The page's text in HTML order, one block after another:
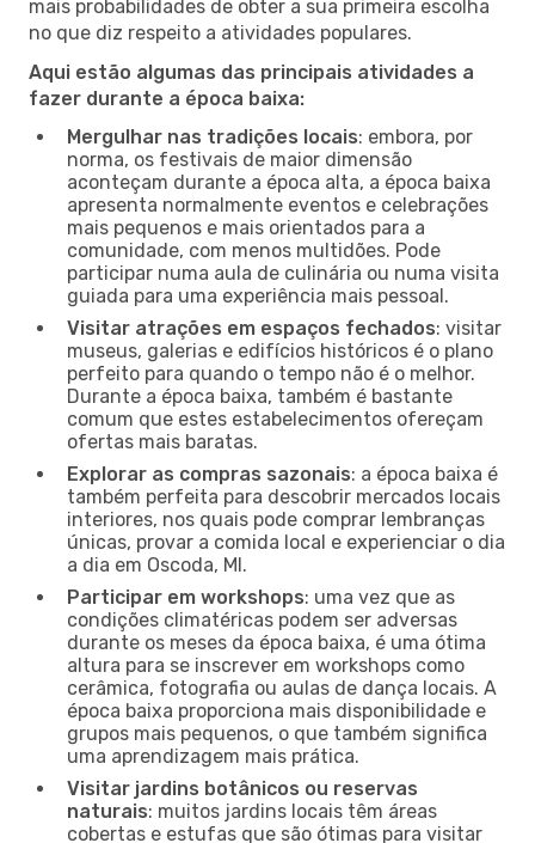
mais probabilidades de obter a sua primeira escolha
no que diz respeito a atividades populares.
Aqui estão algumas das principais atividades a
fazer durante a época baixa:
Mergulhar nas tradições locais: embora, por
norma, os festivais de maior dimensão
aconteçam durante a época alta, a época baixa
apresenta normalmente eventos e celebrações
mais pequenos e mais orientados para a
comunidade, com menos multidões. Pode
participar numa aula de culinária ou numa visita
guiada para uma experiência mais pessoal.
Visitar atrações em espaços fechados: visitar
museus, galerias e edifícios históricos é o plano
perfeito para quando o tempo não é o melhor.
Durante a época baixa, também é bastante
comum que estes estabelecimentos ofereçam
ofertas mais baratas.
Explorar as compras sazonais: a época baixa é
também perfeita para descobrir mercados locais
interiores, nos quais pode comprar lembranças
únicas, provar a comida local e experienciar o dia
a dia em Oscoda, MI.
Participar em workshops: uma vez que as
condições climatéricas podem ser adversas
durante os meses da época baixa, é uma ótima
altura para se inscrever em workshops como
cerâmica, fotografia ou aulas de dança locais. A
época baixa proporciona mais disponibilidade e
grupos mais pequenos, o que também significa
uma aprendizagem mais prática.
Visitar jardins botânicos ou reservas
naturais: muitos jardins locais têm áreas
cobertas e estufas que são ótimas para visitar